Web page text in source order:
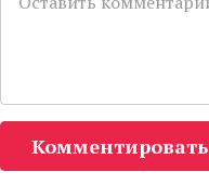
Комментировать